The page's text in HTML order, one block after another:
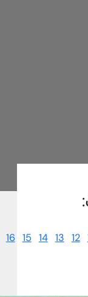
12
13
14
15
16